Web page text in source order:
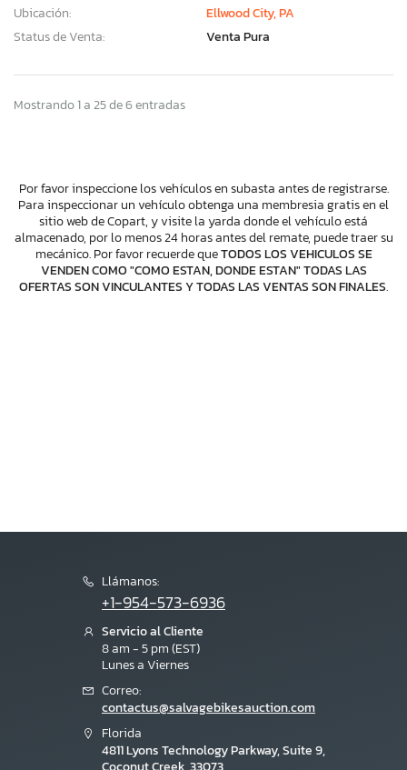
Ubicación:
Ellwood City, PA
Status de Venta:
Venta Pura
Mostrando 1 a 25 de 6 entradas
Por favor inspeccione los vehículos en subasta antes de registrarse.
Para inspeccionar un vehículo obtenga una membresia gratis en el
sitio web de Copart, y visite la yarda donde el vehículo está
almacenado, por lo menos 24 horas antes del remate, puede traer su
mecánico. Por favor recuerde queTODOS LOS VEHICULOS SE
VENDEN COMO "COMO ESTAN, DONDE ESTAN" TODAS LAS
OFERTAS SON VINCULANTES Y TODAS LAS VENTAS SON FINALES.
Llámanos:
+1-954-573-6936
Servicio al Cliente
8 am - 5 pm (EST)
Lunes a Viernes
Correo:
contactus@salvagebikesauction.com
Florida
4811 Lyons Technology Parkway, Suite 9,